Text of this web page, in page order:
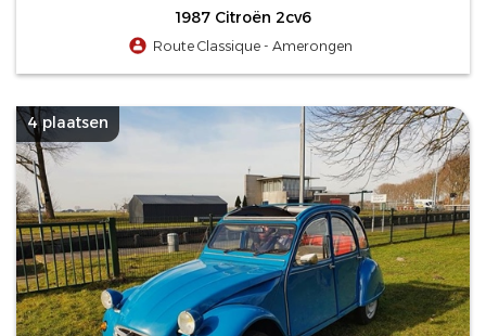
1987 Citroën 2cv6
Route Classique - Amerongen
4 plaatsen